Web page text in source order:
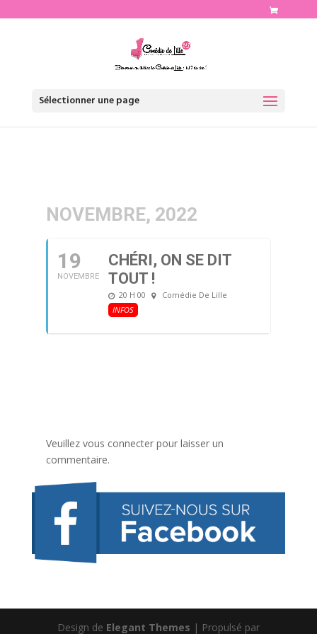
Sélectionner une page
NOVEMBRE, 2022
19
NOVEMBRE
CHÉRI, ON SE DIT
TOUT !
20 H 00
Comédie De Lille
INFOS
Veuillez vous connecter pour laisser un
commentaire.
Design de Elegant Themes | Propulsé par